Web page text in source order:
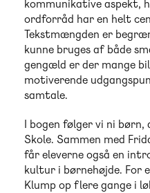
kommunikative aspekt,
ordforråd har en helt
Tekstmængden er
kunne bruges af både
gengæld er der mange
motiverende
samtale.
I bogen følger vi ni børn,
Skole. Sammen med
får eleverne også en
kultur i børnehøjde. For
Klump op flere gange i